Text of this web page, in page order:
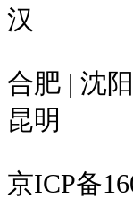
汉
合肥 | 沈
昆明
京ICP备